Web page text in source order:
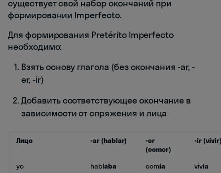
существует свой набор окончаний при
формировании Imperfecto.
Для формирования Pretérito Imperfecto
необходимо:
Взять основу глагола (без окончания -ar, -
er, -ir)
Добавить соответствующее окончание в
зависимости от спряжения и лица
Лицо -ar (hablar)
-er
(comer)
-ir
yo hablaba comía vivía